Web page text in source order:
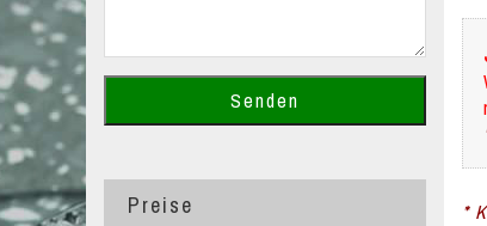
*
Preise